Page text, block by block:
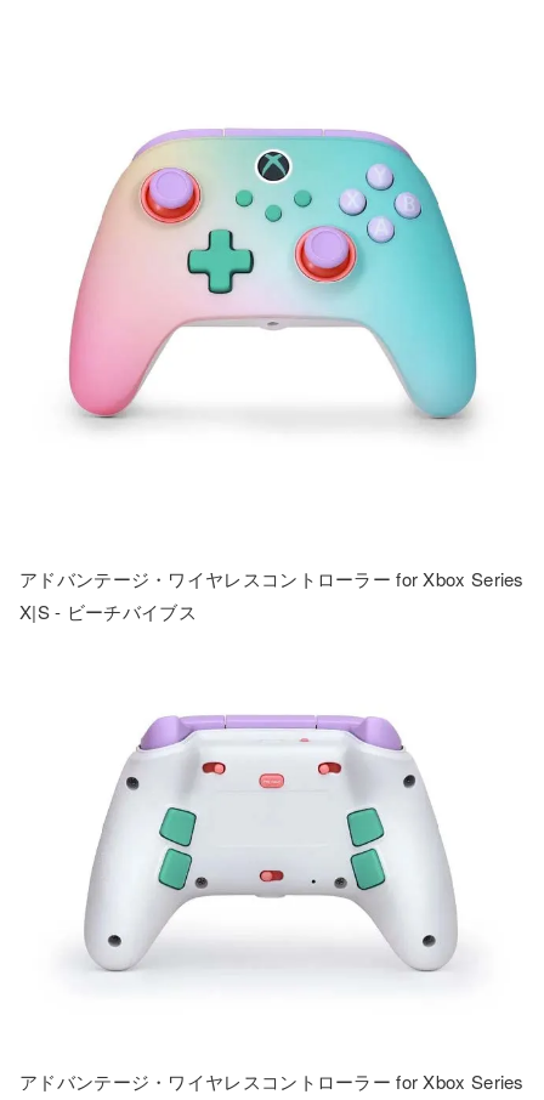
アドバンテージ・ワイヤレスコントローラー for Xbox Series
X|S - ビーチバイブス
アドバンテージ・ワイヤレスコントローラー for Xbox Series